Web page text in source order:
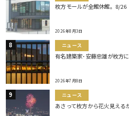
枚方モールが全館休館。8/26
2026年8月3日
ニュース
有名建築家･安藤忠雄が枚方に
2026年7月8日
ニュース
あさって枚方から花火見える